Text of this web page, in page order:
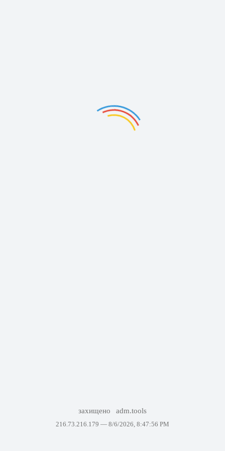
захищено adm.tools
216.73.216.179 — 8/6/2026, 8:47:56 PM